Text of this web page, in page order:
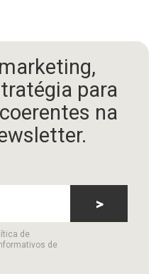
para
na
de
de
>